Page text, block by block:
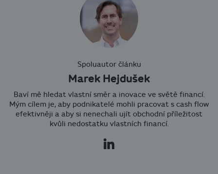
Spoluautor článku
Marek Hejdušek
Baví mě hledat vlastní směr a inovace ve světě financí.
Mým cílem je, aby podnikatelé mohli pracovat s cash flow
efektivněji a aby si nenechali ujít obchodní příležitost
kvůli nedostatku vlastních financí.